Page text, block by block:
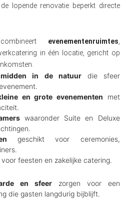
lopende renovatie beperkt directe
evenementenruimtes
in één locatie, gericht op
in de natuurdie sfeer
en grote evenementen met
waaronder Suite en Deluxe
geschikt voor ceremonies,
voor feesten en zakelijke catering.
en sfeer zorgen voor een
die gasten langdurig bijblijft.